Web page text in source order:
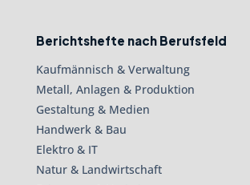
Berichtshefte nach Berufsfeld
Kaufmännisch & Verwaltung
Metall, Anlagen & Produktion
Gestaltung & Medien
Handwerk & Bau
Elektro & IT
Natur & Landwirtschaft